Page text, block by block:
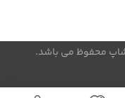
محفوظ می باشد.